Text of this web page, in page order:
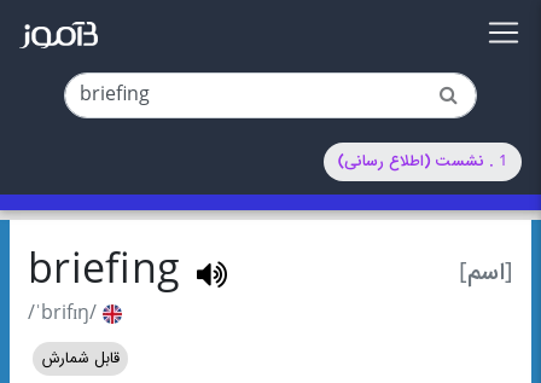
1 . نشست (اطلاع رسانی)
[اسم] briefing
/ˈbrifɪŋ/
قابل شمارش